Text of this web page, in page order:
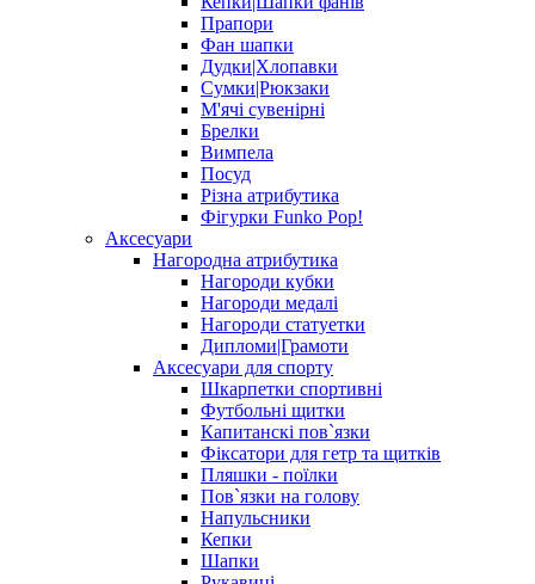
Прапори
Фан шапки
Дудки|Хлопавки
Сумки|Рюкзаки
М'ячі сувенірні
Брелки
Вимпела
Посуд
Різна атрибутика
Фігурки Funko Pop!
Аксесуари
Нагородна атрибутика
Нагороди кубки
Нагороди медалі
Нагороди статуетки
Дипломи|Грамоти
Аксесуари для спорту
Шкарпетки спортивні
Футбольні щитки
Капитанскі пов`язки
Фіксатори для гетр та щитків
Пляшки - поїлки
Пов`язки на голову
Напульсники
Кепки
Шапки